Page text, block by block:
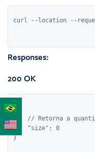
Responses:
200 OK
{
// Retorna a
    "size": 0